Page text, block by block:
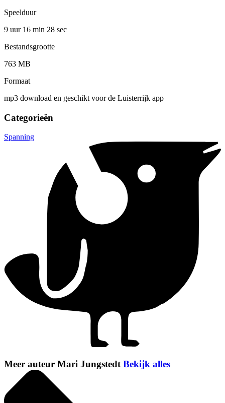
Speelduur
9 uur 16 min 28 sec
Bestandsgrootte
763 MB
Formaat
mp3 download en geschikt voor de Luisterrijk app
Categorieën
Spanning
Meer auteur Mari Jungstedt Bekijk alles